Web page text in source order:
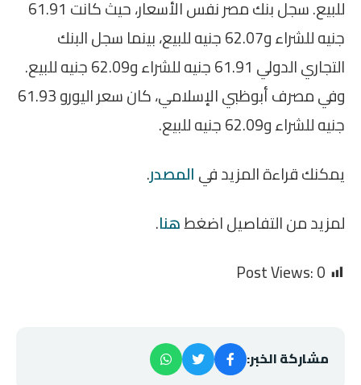
للبيع. سجل بنك مصر نفس الأسعار، حيث كانت 61.91
جنيه للشراء و62.07 جنيه للبيع، بينما سجل البنك
التجاري الدولي 61.91 جنيه للشراء و62.09 جنيه للبيع.
وفي مصرف أبوظبي الإسلامي، كان سعر اليورو 61.93
جنيه للشراء و62.09 جنيه للبيع.
يمكنك قراءة المزيد فيالمصدر.
لمزيد من التفاصيل اضغطهنا.
Post Views:0
مشاركة الخبر: